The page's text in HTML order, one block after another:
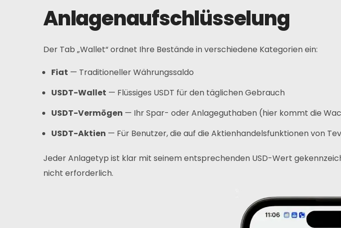
Um
Häufig Gestellte Fragen
Nachricht
Deutsch
Anlagenaufschlüsselung
Der Tab „Wallet“ ordnet Ihre Bestände in verschiedene Kategorien ein:
Fiat — Traditioneller Währungssaldo
USDT-Wallet — Flüssiges USDT für den täglichen Gebrauch
USDT-Vermögen — Ihr Spar- oder Anlageguthaben (hier kommt die
USDT-Aktien — Für Benutzer, die auf die Aktienhandelsfunktionen von
Jeder Anlagetyp ist klar mit seinem entsprechenden USD-Wert
nicht erforderlich.